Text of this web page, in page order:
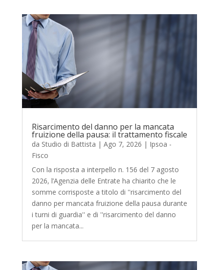
Risarcimento del danno per la mancata
fruizione della pausa: il trattamento fiscale
da Studio di Battista | Ago 7, 2026 | Ipsoa -
Fisco
Con la risposta a interpello n. 156 del 7 agosto
2026, l’Agenzia delle Entrate ha chiarito che le
somme corrisposte a titolo di ''risarcimento del
danno per mancata fruizione della pausa durante
i turni di guardia'' e di ''risarcimento del danno
per la mancata...